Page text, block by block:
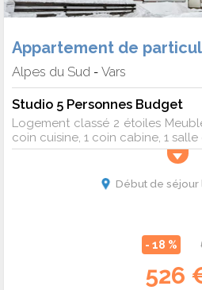
Appartement de
Alpes du Sud - Vars
Studio 5 Personnes Budget
Logement classé 2 étoiles
coin cuisine, 1 coin cabine, 1 salle
Début de séjour
- 18 %
526